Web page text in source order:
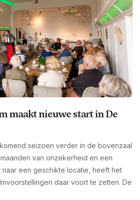
maakt nieuwe start in De
seizoen verder in de bovenzaal
van onzekerheid en een
een geschikte locatie, heeft het
daar voort te zetten. De